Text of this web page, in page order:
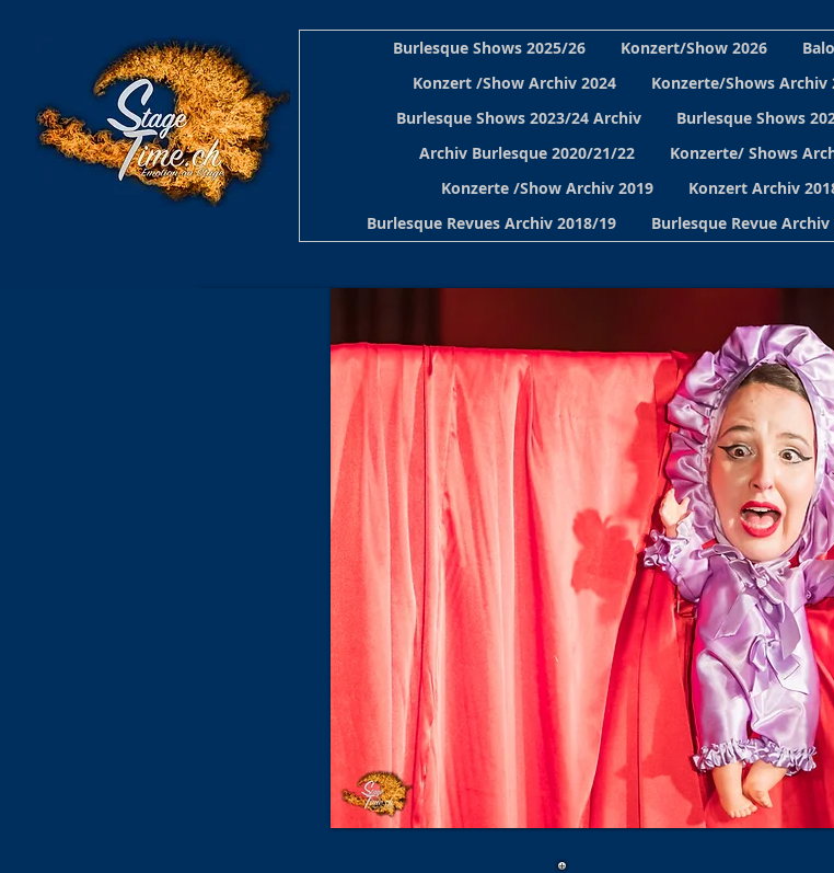
Burlesque Shows 2025/26 Konzert/Show 2026
Konzert /Show Archiv 2024
Konzerte/Shows Archiv
Burlesque Shows 2023/24 Archiv
Burlesque Shows
Archiv Burlesque 2020/21/22
Konzerte/ Shows
Konzerte /Show Archiv 2019
Konzert Archiv
Burlesque Revues Archiv 2018/19
Burlesque Revue Archiv